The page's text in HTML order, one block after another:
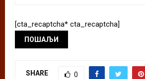
[cta_recaptcha* cta_recaptcha]
SHARE 0